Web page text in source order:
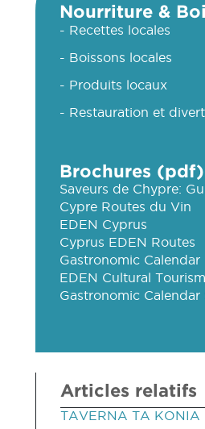
Nourriture &
- Recettes locales
- Boissons locales
- Produits locaux
- Restauration et
Brochures (pdf)
Saveurs de Chypre:
Cypre Routes du Vin
EDEN Cyprus
Cyprus EDEN Routes
Gastronomic Calendar
EDEN Cultural
Gastronomic Calendar
Articles relatifs
TAVERNA TA KONIA